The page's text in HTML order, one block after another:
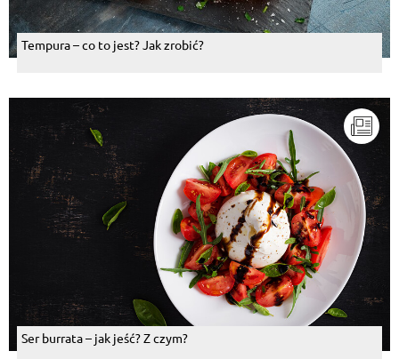
Tempura – co to jest? Jak zrobić?
Ser burrata – jak jeść? Z czym?